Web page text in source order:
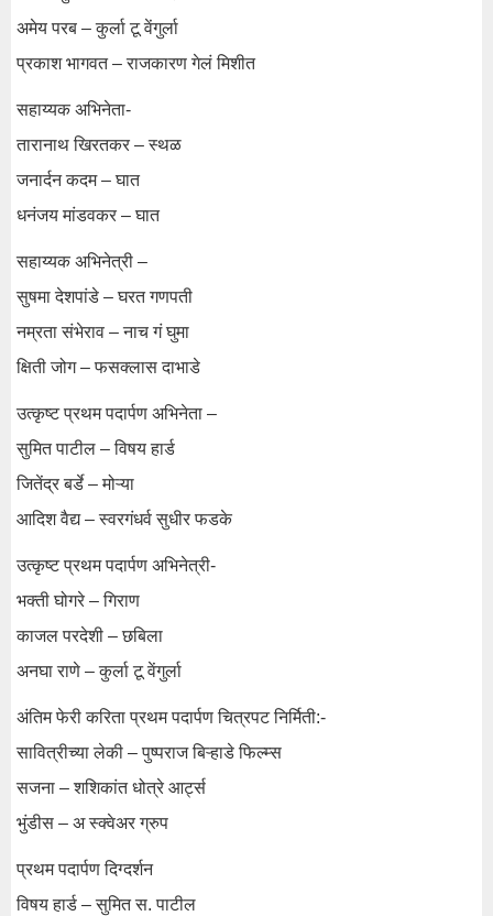
अमेय परब – कुर्ला टू वेंगुर्ला
प्रकाश भागवत – राजकारण गेलं मिशीत
सहाय्यक अभिनेता-
तारानाथ खिरतकर – स्थळ
जनार्दन कदम – घात
धनंजय मांडवकर – घात
सहाय्यक अभिनेत्री –
सुषमा देशपांडे – घरत गणपती
नम्रता संभेराव – नाच गं घुमा
क्षिती जोग – फसक्लास दाभाडे
उत्कृष्ट प्रथम पदार्पण अभिनेता –
सुमित पाटील – विषय हार्ड
जितेंद्र बर्डे – मोऱ्या
आदिश वैद्य – स्वरगंधर्व सुधीर फडके
उत्कृष्ट प्रथम पदार्पण अभिनेत्री-
भक्ती घोगरे – गिराण
काजल परदेशी – छबिला
अनघा राणे – कुर्ला टू वेंगुर्ला
अंतिम फेरी करिता प्रथम पदार्पण चित्रपट निर्मिती:-
सावित्रीच्या लेकी – पुष्पराज बिऱ्हाडे फिल्म्स
सजना – शशिकांत धोत्रे आर्ट्स
भुंडीस – अ स्क्वेअर ग्रुप
प्रथम पदार्पण दिग्दर्शन
विषय हार्ड – सुमित स. पाटील